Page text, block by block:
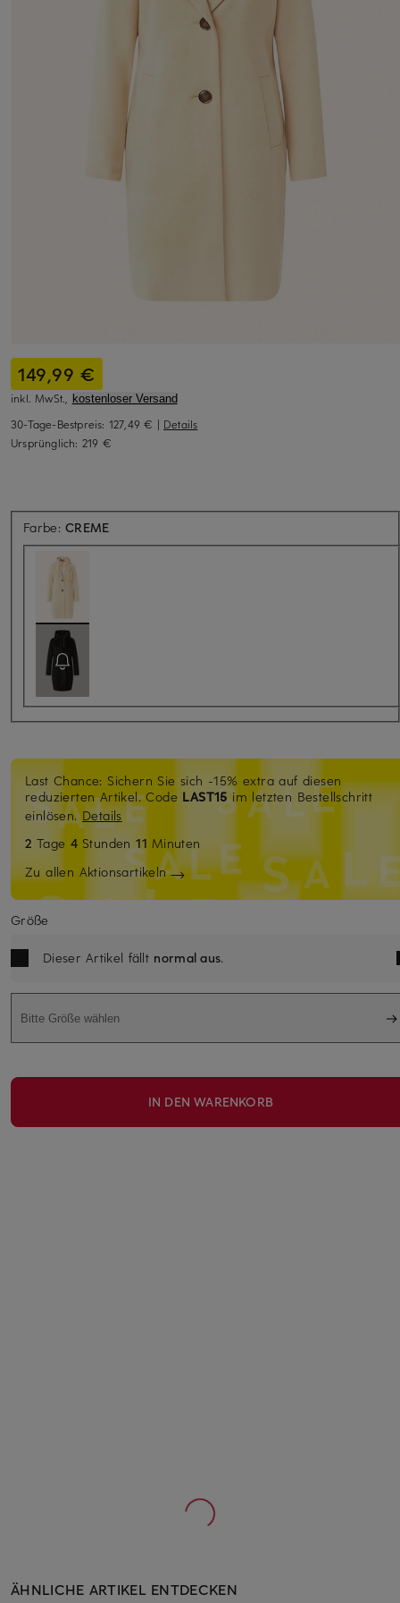
149,99 €
inkl. MwSt., kostenloser Versand
30-Tage-Bestpreis: 127,49 € | Details
Ursprünglich: 219 €
Farbe:CREME
Last Chance: Sichern Sie sich -15% extra auf diesen
reduzierten Artikel. Code LAST15im letzten Bestellschritt
einlösen.Details
2 Tage4 Stunden11 Minuten
Zu allen Aktionsartikeln
Größe
Dieser Artikel fällt normal aus.
Bitte Größe wählen
IN DEN WARENKORB
ÄHNLICHE ARTIKEL ENTDECKEN